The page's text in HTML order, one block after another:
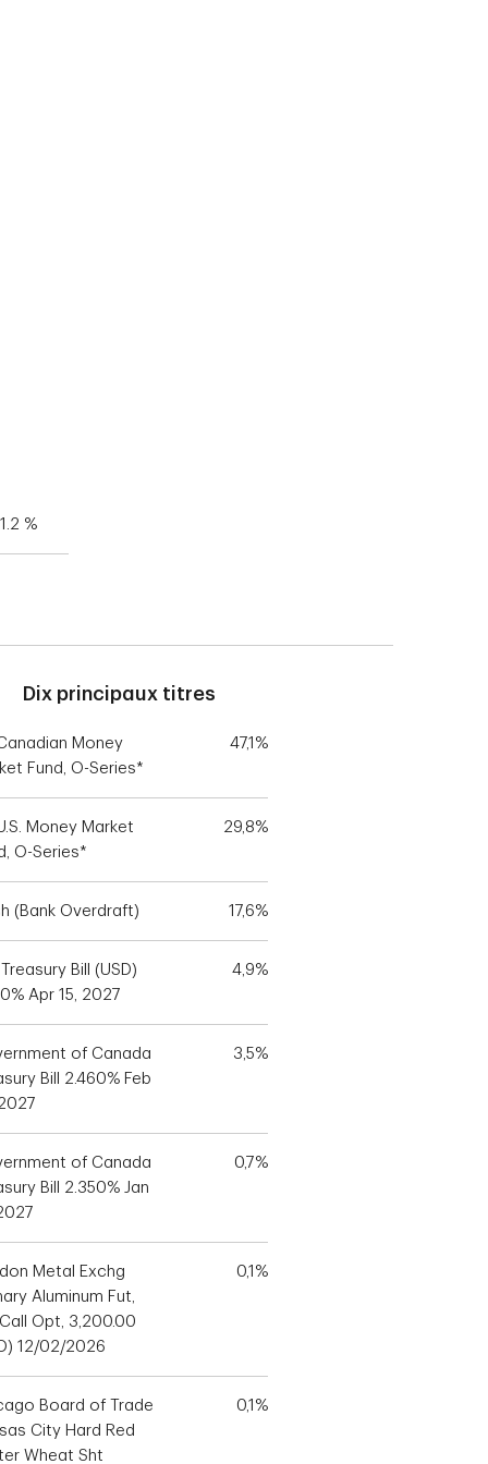
1.2 %
Dix principaux titres
Canadian Money
Fund, O-Series*
47,1%
U.S. Money Market
O-Series*
29,8%
(Bank Overdraft) 17,6%
Treasury Bill (USD)
Apr 15, 2027
4,9%
of Canada
Bill 2.460% Feb
3,5%
of Canada
Bill 2.350% Jan
0,7%
Metal Exchg
Aluminum Fut,
Opt, 3,200.00
12/02/2026
0,1%
Board of Trade
City Hard Red
Wheat Sht
0,1%